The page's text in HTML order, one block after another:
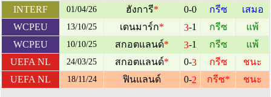
INTERF 01/04/26 ฮังการี* 0-0 กรีซ
เสมอ
WCPEU
13/10/25 เดนมาร์ก* 3-1 กรีซ
แพ้
WCPEU
10/10/25 สกอตแลนด์* 3-1 กรีซ
แพ้
UEFA NL
24/03/25 สกอตแลนด์* 0-3 กรีซ
ชนะ
UEFA NL
18/11/24 ฟินแลนด์ 0-2 กรีซ* ชนะ